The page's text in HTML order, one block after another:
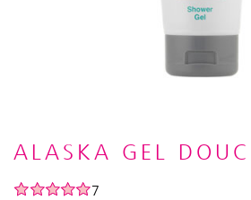
ALASKA GEL
7